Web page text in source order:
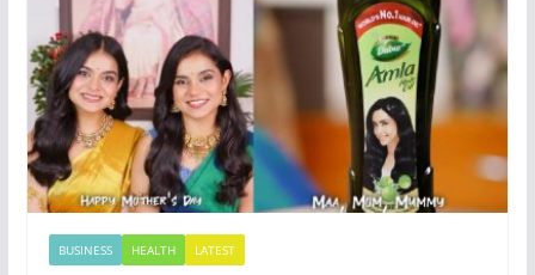
BUSINESS HEALTH LATEST